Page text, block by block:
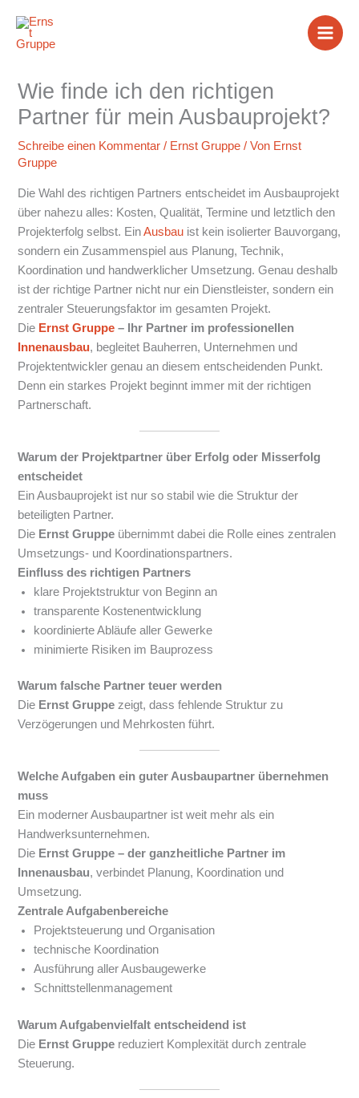
Inhalt
springen
Wie finde ich den richtigen
Partner für mein Ausbauprojekt?
Schreibe einen Kommentar / Ernst Gruppe / Von Ernst
Gruppe
Die Wahl des richtigen Partners entscheidet im Ausbauprojekt
über nahezu alles: Kosten, Qualität, Termine und letztlich den
Projekterfolg selbst. EinAusbau ist kein isolierter Bauvorgang,
sondern ein Zusammenspiel aus Planung, Technik,
Koordination und handwerklicher Umsetzung. Genau deshalb
ist der richtige Partner nicht nur ein Dienstleister, sondern ein
zentraler Steuerungsfaktor im gesamten Projekt.
Die Ernst Gruppe – Ihr Partner im professionellen
Innenausbau, begleitet Bauherren, Unternehmen und
Projektentwickler genau an diesem entscheidenden Punkt.
Denn ein starkes Projekt beginnt immer mit der richtigen
Partnerschaft.
Warum der Projektpartner über Erfolg oder Misserfolg
entscheidet
Ein Ausbauprojekt ist nur so stabil wie die Struktur der
beteiligten Partner.
Die Ernst Gruppe übernimmt dabei die Rolle eines zentralen
Umsetzungs- und Koordinationspartners.
Einfluss des richtigen Partners
klare Projektstruktur von Beginn an
transparente Kostenentwicklung
koordinierte Abläufe aller Gewerke
minimierte Risiken im Bauprozess
Warum falsche Partner teuer werden
Die Ernst Gruppe zeigt, dass fehlende Struktur zu
Verzögerungen und Mehrkosten führt.
Welche Aufgaben ein guter Ausbaupartner übernehmen
muss
Ein moderner Ausbaupartner ist weit mehr als ein
Handwerksunternehmen.
Die Ernst Gruppe – der ganzheitliche Partner im
Innenausbau, verbindet Planung, Koordination und
Umsetzung.
Zentrale Aufgabenbereiche
Projektsteuerung und Organisation
technische Koordination
Ausführung aller Ausbaugewerke
Schnittstellenmanagement
Warum Aufgabenvielfalt entscheidend ist
Die Ernst Gruppe reduziert Komplexität durch zentrale
Steuerung.